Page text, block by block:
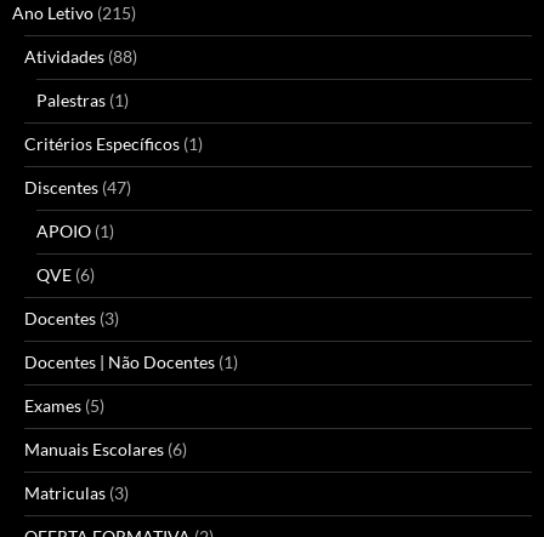
Ano Letivo (215)
Atividades (88)
Palestras (1)
Critérios Específicos (1)
Discentes (47)
APOIO (1)
QVE (6)
Docentes (3)
Docentes | Não Docentes (1)
Exames (5)
Manuais Escolares (6)
Matriculas (3)